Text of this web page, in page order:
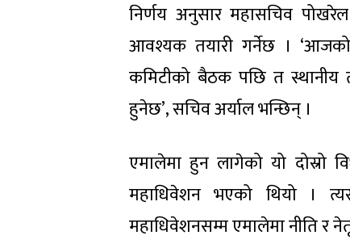
निर्णय अनुसार महासचिव
आवश्यक तयारी गर्नेछ । ‘आजको
कमिटीको बैठक पछि त स्थानीय
हुनेछ’, सचिव अर्याल भन्छिन् ।
एमालेमा हुन लागेको यो दोस्रो
महाधिवेशन भएको थियो ।
महाधिवेशनसम्म एमालेमा नीति र